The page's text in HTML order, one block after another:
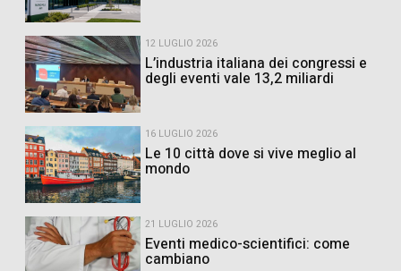
12 LUGLIO 2026
L’industria italiana dei congressi e
degli eventi vale 13,2 miliardi
16 LUGLIO 2026
Le 10 città dove si vive meglio al
mondo
21 LUGLIO 2026
Eventi medico-scientifici: come
cambiano